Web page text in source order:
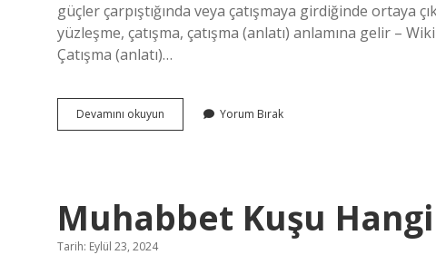
güçler çarpıştığında veya çatışmaya girdiğinde ortaya
yüzleşme, çatışma, çatışma (anlatı) anlamına gelir –
Çatışma (anlatı)…
Devamını okuyun Çatışma
Türleri
Yorum Bırak
Muhabbet Kuşu
Tarih: Eylül 23, 2024